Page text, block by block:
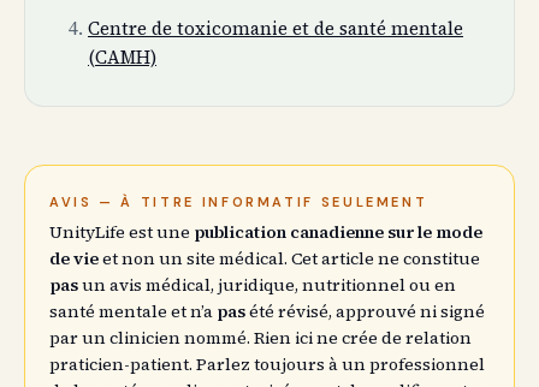
Centre de toxicomanie et de santé mentale
(CAMH)
AVIS — À TITRE INFORMATIF SEULEMENT
UnityLife est une publication canadienne sur le mode
de vieet non un site médical. Cet article ne constitue
pasun avis médical, juridique, nutritionnel ou en
santé mentale et n’a pasété révisé, approuvé ni signé
par un clinicien nommé. Rien ici ne crée de relation
praticien-patient. Parlez toujours à un professionnel